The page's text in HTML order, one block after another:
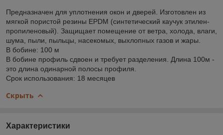
Предназначен для уплотнения окон и дверей. Изготовлен из
мягкой пористой резины EPDM (синтетический каучук этилен-
пропиленовый). Защищает помещение от ветра, холода, влаги,
шума, пыли, пыльцы, насекомых, выхлопных газов и жары.
В бобине: 100 м
В бобине профиль сдвоен и требует разделения. Длина 100м -
это длина одинарной полосы профиля.
Срок использования: 18 месяцев
Скрыть
Характеристики